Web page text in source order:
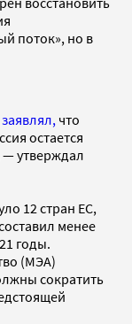
поток», но в
заявлял, что
остается
утверждал
12 стран ЕС,
менее
годы.
(МЭА)
сократить